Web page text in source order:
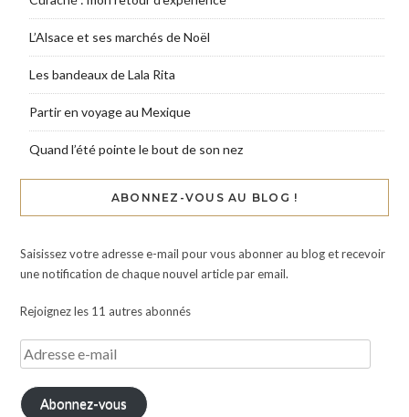
L’Alsace et ses marchés de Noël
Les bandeaux de Lala Rita
Partir en voyage au Mexique
Quand l’été pointe le bout de son nez
ABONNEZ-VOUS AU BLOG !
Saisissez votre adresse e-mail pour vous abonner au blog et recevoir
une notification de chaque nouvel article par email.
Rejoignez les 11 autres abonnés
Abonnez-vous